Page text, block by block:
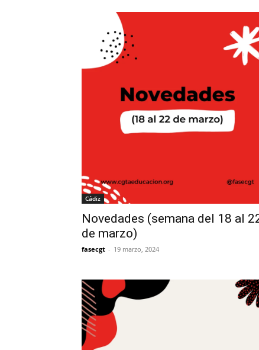
Cádiz
Novedades (semana del 18 al
de marzo)
fasecgt - 19 marzo, 2024